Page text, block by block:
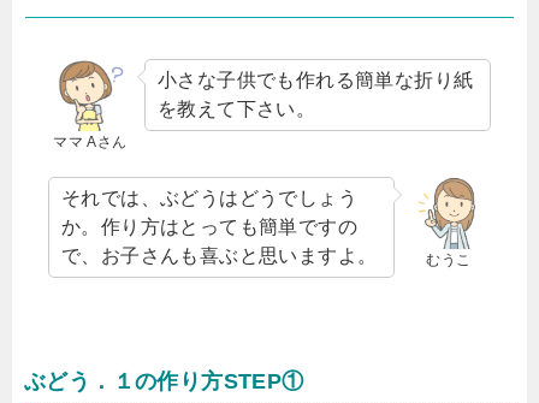
ママ Aさん
小さな子供でも作れる簡単な折り紙
を教えて下さい。
むうこ
それでは、ぶどうはどうでしょう
か。作り方はとっても簡単ですの
で、お子さんも喜ぶと思いますよ。
ぶどう．１の作り方STEP①